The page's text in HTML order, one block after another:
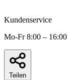
Kundenservice
Mo-Fr 8:00 – 16:00
Teilen